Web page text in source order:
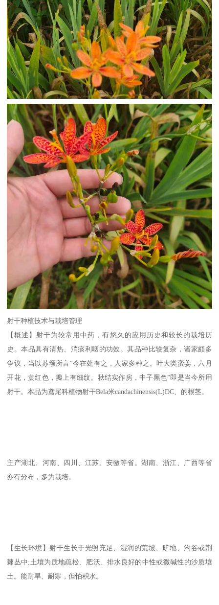
射干种植技术与栽培管理
【概述】射干为较常用中药，有悠久的应用历史和较长的栽培历
史。本品具有清热、消痰利咽的功效。其品种比较复杂，诸家颇多
争议，当以苏颂所言“今在处有之，人家多种之。叶大类蛮姜，六月
开花，黄红色，瓣上有细纹。秋结实作房，中子黑色”即是当今所用
射干。本品为鸢尾科植物射干Bela米candachinensis(L)DC、的根茎。
主产湖北、河南、四川、江苏、安徽等省。湖南、浙江、广西等省
亦有分布，多为栽培。
【生长环境】射干生长于光照充足、湿润的荒坡、旷地、沟谷或荆
棘丛中;土壤为质地疏松、肥沃、排水良好的中性或微碱性的沙质壤
土。能耐旱、耐寒，但怕积水。